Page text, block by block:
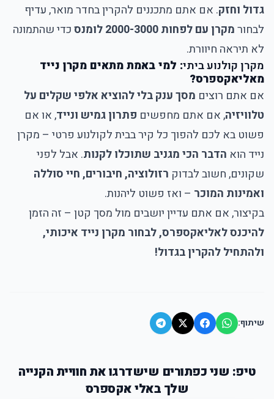
גדול וחזק. אם אתם מתכננים להקרין בחדר מואר, עדיף
לבחורמקרן עם לפחות 2000-3000 לומנס
כדי שהתמונה
לא תיראה חיוורת.
מקרן קולנוע ביתי: למי באמת מתאים מקרן נייד
מאליאקספרס?
אם אתם רוצים מסך ענק בלי להוציא אלפי שקלים על
טלוויזיה, אם אתם מחפשים פתרון גמיש ונייד, או אם
פשוט בא לכם להפוך כל קיר בבית לקולנוע פרטי – מקרן
נייד הוא הדבר הכי מגניב שתוכלו לקנות. אבל לפני
שקונים, חשוב לבדוק רזולוציה, חיבורים, חיי סוללה
ואמינות המוכר – ואז פשוט ליהנות.
בקיצור, אם אתם עדיין יושבים מול מסך קטן – זה הזמן
להיכנס לאליאקספרס, לבחור מקרן נייד איכותי,
ולהתחיל להקרין בגדול!
שיתוף:
טיפ: שני כפתורים שישדרגו את חוויית הקנייה
שלך באלי אקספרס